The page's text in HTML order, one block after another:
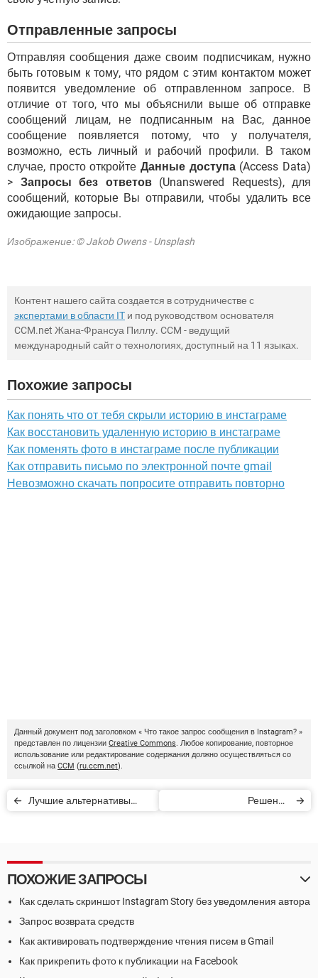
Отправленные запросы
Отправляя сообщения даже своим подписчикам, нужно
быть готовым к тому, что рядом с этим контактом может
появится уведомление об отправленном запросе. В
отличие от того, что мы объяснили выше об отправке
сообщений лицам, не подписанным на Вас, данное
сообщение появляется потому, что у получателя,
возможно, есть личный и рабочий профили. В таком
случае, просто откройте Данные доступа(Access Data)
> Запросы без ответов(Unanswered Requests), для
сообщений, которые Вы отправили, чтобы удалить все
ожидающие запросы.
Изображение: © Jakob Owens - Unsplash
Контент нашего сайта создается в сотрудничестве с
экспертами в области IT и под руководством основателя
CCM.net Жана-Франсуа Пиллу. CCM - ведущий
международный сайт о технологиях, доступный на 11 языках.
Похожие запросы
Как понять что от тебя скрыли историю в инстаграме
Как восстановить удаленную историю в инстаграме
Как поменять фото в инстаграме после публикации
Как отправить письмо по электронной почте gmail
Невозможно скачать попросите отправить повторно
Данный документ под заголовком « Что такое запрос сообщения в Instagram? »
представлен по лицензии Creative Commons. Любое копирование, повторное
использование или редактирование содержания должно осуществляться со
ссылкой на CCM (ru.ccm.net).
Лучшие альтернативы
Решения
ПОХОЖИЕ ЗАПРОСЫ
Как сделать скриншот Instagram Story без уведомления автора
Запрос возврата средств
Как активировать подтверждение чтения писем в Gmail
Как прикрепить фото к публикации на Facebook